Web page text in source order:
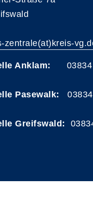
zentrale(at)kreis-
Anklam: 03834
Pasewalk:
Greifswald: